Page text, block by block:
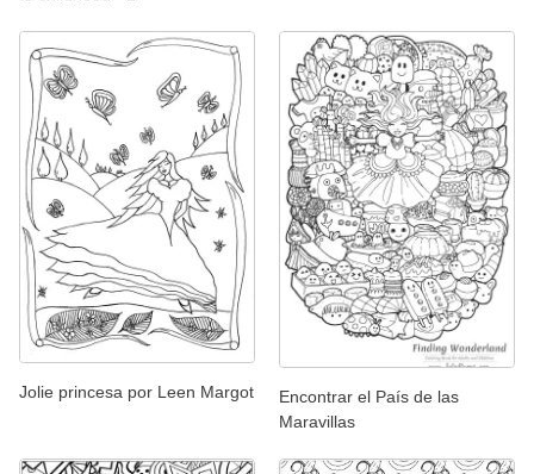
Jolie princesa por Leen Margot
Encontrar el País de las
Maravillas